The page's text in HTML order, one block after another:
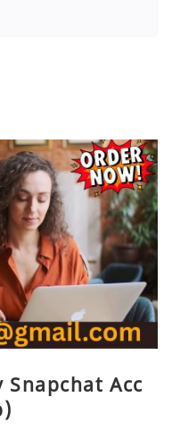
Snapchat Acc